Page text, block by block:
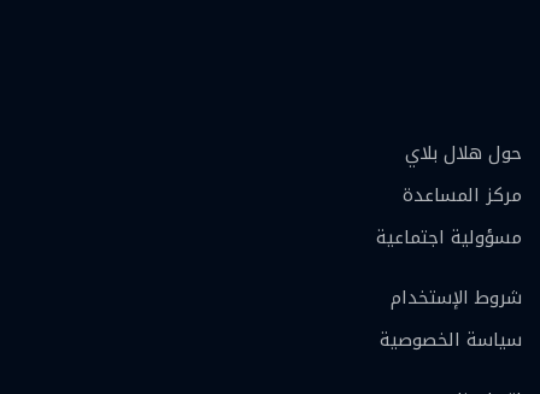
حول هلال بلاي
مركز المساعدة
مسؤولية اجتماعية
شروط الإستخدام
سياسة الخصوصية